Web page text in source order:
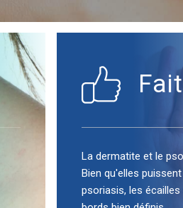
La dermatite et le
Bien qu'elles
psoriasis, les